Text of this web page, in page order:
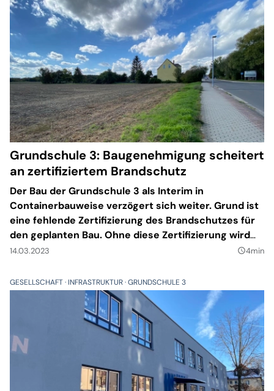
Grundschule 3: Baugenehmigung scheitert
an zertifiziertem Brandschutz
Der Bau der Grundschule 3 als Interim in
Containerbauweise verzögert sich weiter. Grund ist
eine fehlende Zertifizierung des Brandschutzes für
den geplanten Bau. Ohne diese Zertifizierung wird
der Bauantrag nicht weiter bearbeitet. Jetzt strebt
Teilbaugenehmigung an.
14.03.2023 query_builder4min
GESELLSCHAFT INFRASTRUKTUR GRUNDSCHULE 3